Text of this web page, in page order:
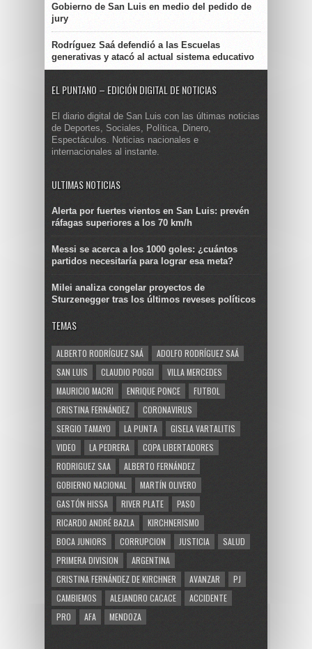
Gobierno de San Luis en medio del pedido de
jury
Rodríguez Saá defendió a las Escuelas
generativas y atacó al actual sistema educativo
EL PUNTANO – EDICIÓN DIGITAL DE NOTICIAS
El diario digital de San Luis con las últimas noticias
de Deportes, Sociales, Política, Dinero,
Espectáculos. Noticias nacionales e
internacionales al instante.
ULTIMAS NOTICIAS
Alerta por fuertes vientos en San Luis: prevén
ráfagas superiores a los 70 km/h
Messi se acerca a los 1000 goles: ¿cuántos
partidos necesitaría para lograr esa meta?
Milei analiza congelar proyectos de
Sturzenegger tras los últimos reveses políticos
TEMAS
ALBERTO RODRÍGUEZ SAÁ
ADOLFO RODRÍGUEZ SAÁ
SAN LUIS
CLAUDIO POGGI
VILLA MERCEDES
MAURICIO MACRI
ENRIQUE PONCE
FUTBOL
CRISTINA FERNÁNDEZ
CORONAVIRUS
SERGIO TAMAYO
LA PUNTA
GISELA VARTALITIS
VIDEO
LA PEDRERA
COPA LIBERTADORES
RODRIGUEZ SAA
ALBERTO FERNÁNDEZ
GOBIERNO NACIONAL
MARTÍN OLIVERO
GASTÓN HISSA
RIVER PLATE
PASO
RICARDO ANDRÉ BAZLA
KIRCHNERISMO
BOCA JUNIORS
CORRUPCION JUSTICIA
SALUD
PRIMERA DIVISION
ARGENTINA
CRISTINA FERNÁNDEZ DE KIRCHNER
AVANZAR
PJ
CAMBIEMOS
ALEJANDRO CACACE
ACCIDENTE
PRO
AFA MENDOZA